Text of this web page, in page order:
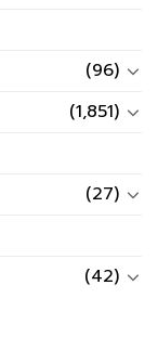
(96)
(1,851)
(27)
(42)